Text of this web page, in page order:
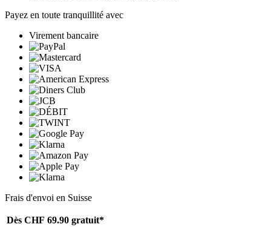
Payez en toute tranquillité avec
Virement bancaire
Frais d'envoi en Suisse
Dès CHF 69.90 gratuit*